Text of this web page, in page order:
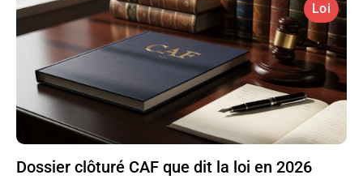
Loi
Dossier clôturé CAF que dit la loi en 2026